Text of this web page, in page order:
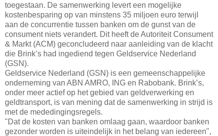
toegestaan. De samenwerking levert een mogelijke
kostenbesparing op van minstens 35 miljoen euro terwijl
aan de concurrentie tussen banken om de gunst van de
consument niets verandert. Dit heeft de Autoriteit Consument
& Markt (ACM) geconcludeerd naar aanleiding van de klacht
die Brink’s had ingediend tegen Geldservice Nederland
(GSN).
Geldservice Nederland (GSN) is een gemeenschappelijke
onderneming van ABN AMRO, ING en Rabobank. Brink’s,
onder meer actief op het gebied van geldverwerking en
geldtransport, is van mening dat de samenwerking in strijd is
met de mededingingsregels.
"Dat de kosten van banken omlaag gaan, waardoor banken
gezonder worden is uiteindelijk in het belang van iedereen",